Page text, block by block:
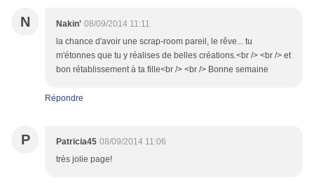
N Nakin' 08/09/2014 11:11
la chance d'avoir une scrap-room pareil, le rêve... tu
m'étonnes que tu y réalises de belles créations.<br /> <br /> et
bon rétablissement à ta fille<br /> <br /> Bonne semaine
Répondre
P Patricia45 08/09/2014 11:06
très jolie page!